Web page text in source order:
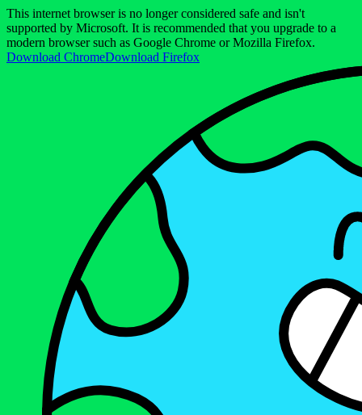
This internet browser is no longer considered safe and isn't
supported by Microsoft. It is recommended that you upgrade to a
modern browser such as Google Chrome or Mozilla Firefox.
Download ChromeDownload Firefox